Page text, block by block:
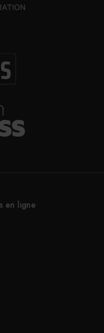
en ligne